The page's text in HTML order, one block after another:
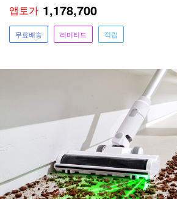
앱토가 1,178,700
무료배송 리미티드 적립